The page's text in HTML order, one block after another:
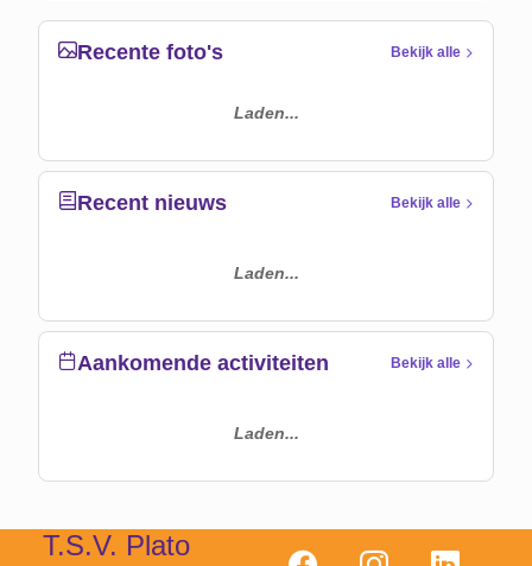
Recente foto's Bekijk alle
Laden...
Recent nieuws Bekijk alle
Laden...
Aankomende activiteiten Bekijk alle
Laden...
T.S.V. Plato